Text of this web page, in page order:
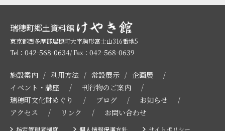
瑞穂町郷土資料館
東京都西多摩郡瑞穂町大字駒形富士山316番地5
Tel： 042-568-0634/ Fax： 042-568-0639
施設案内 利用方法 常設展示
企画展
イベント・講座
刊行物のご案内
瑞穂町文化財めぐり
ブログ
お知らせ
アクセス
リンク お問い合わせ